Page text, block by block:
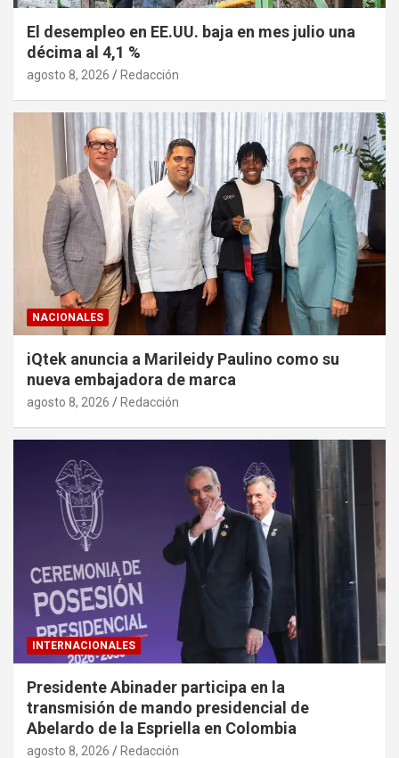
El desempleo en EE.UU. baja en mes julio una
décima al 4,1 %
agosto 8, 2026 Redacción
NACIONALES
iQtek anuncia a Marileidy Paulino como su
nueva embajadora de marca
agosto 8, 2026 Redacción
INTERNACIONALES
Presidente Abinader participa en la
transmisión de mando presidencial de
Abelardo de la Espriella en Colombia
agosto 8, 2026 Redacción